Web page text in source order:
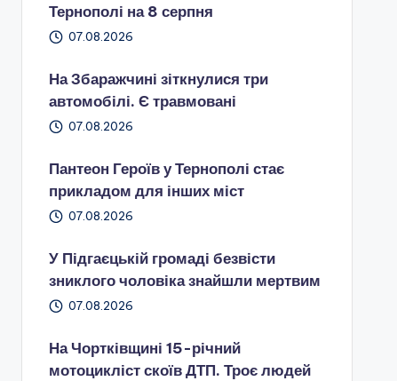
Тернополі на 8 серпня
07.08.2026
На Збаражчині зіткнулися три
автомобілі. Є травмовані
07.08.2026
Пантеон Героїв у Тернополі стає
прикладом для інших міст
07.08.2026
У Підгаєцькій громаді безвісти
зниклого чоловіка знайшли мертвим
07.08.2026
На Чортківщині 15-річний
мотоцикліст скоїв ДТП. Троє людей